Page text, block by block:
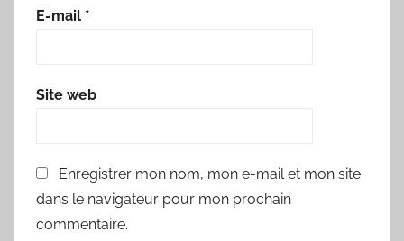
E-mail *
Site web
Enregistrer mon nom, mon e-mail et mon site
dans le navigateur pour mon prochain
commentaire.